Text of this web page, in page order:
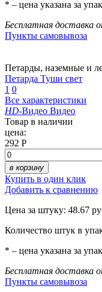
* – цена указана за
Бесплатная доставка
Пункты самовывоза
Петарды, наземные и
Петарда Туши свет
1 0
Все характеристики
HD-Видео Видео
Товар в наличии
цена:
292 Р
в корзину
Купить в один клик
Добавить к сравнению
Цена за штуку: 48.67
Количество штук в
* – цена указана за
Бесплатная доставка
Пункты самовывоза